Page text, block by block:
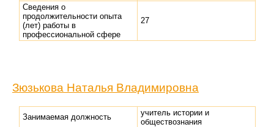
Сведения о
продолжительности опыта
(лет) работы в
профессиональной сфере
27
Зюзькова Наталья Владимировна
Занимаемая должность
учитель истории и
обществознания